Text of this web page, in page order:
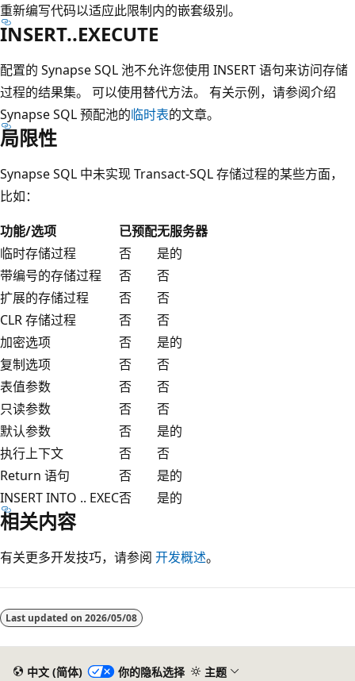
重新编写代码以适应此限制内的嵌套级别。
INSERT..EXECUTE
配置的 Synapse SQL 池不允许您使用 INSERT 语句来访问存储
过程的结果集。 可以使用替代方法。 有关示例，请参阅介绍
Synapse SQL 预配池的临时表的文章。
局限性
Synapse SQL 中未实现 Transact-SQL 存储过程的某些方面，
比如：
功能/选项
已预配无服务器
临时存储过程
否
是的
带编号的存储过程
否
否
扩展的存储过程
否
否
CLR 存储过程
否
否
加密选项
否
是的
复制选项
否
否
表值参数
否
否
只读参数
否
否
默认参数
否
是的
执行上下文
否
否
Return 语句
否
是的
INSERT INTO .. EXEC否 是的
相关内容
有关更多开发技巧，请参阅 开发概述。
Last updated on 2026/05/08
中文 (简体) 你的隐私选择 主题